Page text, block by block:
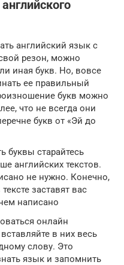
английский язык с
резон, можно
иная букв. Но, вовсе
ее правильный
букв можно
что не всегда они
букв от «Эй до
буквы старайтесь
английских текстов.
не нужно. Конечно,
заставят вас
написано
онлайн
в них весь
слову. Это
язык и запомнить